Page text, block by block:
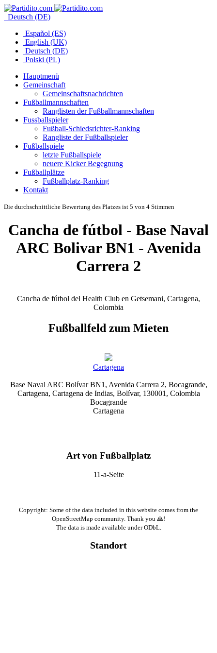
Deutsch (DE)
Español (ES)
English (UK)
Deutsch (DE)
Polski (PL)
Hauptmenü
Gemeinschaft
Gemeinschaftsnachrichten
Fußballmannschaften
Ranglisten der Fußballmannschaften
Fussballspieler
Fußball-Schiedsrichter-Ranking
Rangliste der Fußballspieler
Fußballspiele
letzte Fußballspiele
neuere Kicker Begegnung
Fußballplätze
Fußballplatz-Ranking
Kontakt
Die durchschnittliche Bewertung des Platzes ist 5 von 4 Stimmen
Cancha de fútbol - Base Naval
ARC Bolivar BN1 - Avenida
Carrera 2
Cancha de fútbol del Health Club en Getsemani, Cartagena,
Colombia
Fußballfeld zum Mieten
Cartagena
Base Naval ARC Bolívar BN1, Avenida Carrera 2, Bocagrande,
Cartagena, Cartagena de Indias, Bolívar, 130001, Colombia
Bocagrande
Cartagena
Art von Fußballplatz
11-a-Seite
Copyright: Some of the data included in this website comes from the
OpenStreetMap community. Thank you 🙏!
The data is made available under ODbL.
Standort